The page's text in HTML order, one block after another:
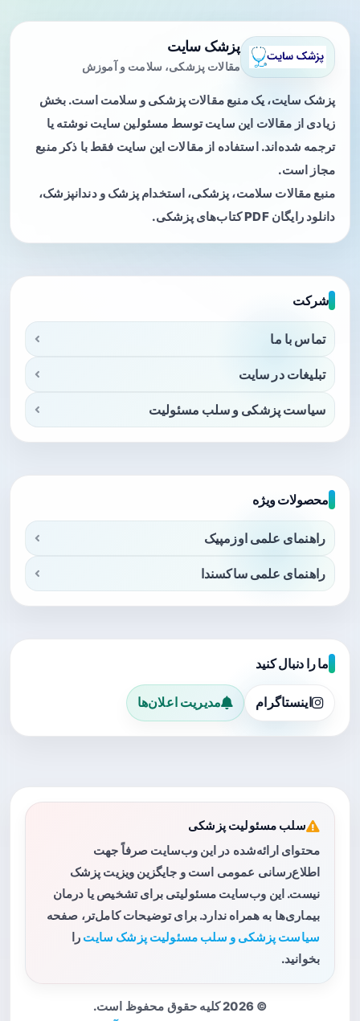
پزشک سایت
مقالات پزشکی، سلامت و آموزش
پزشک سایت، یک منبع مقالات پزشکی و سلامت است. بخش
زیادی از مقالات این سایت توسط مسئولین سایت نوشته یا
ترجمه شده‌اند. استفاده از مقالات این سایت فقط با ذکر منبع
مجاز است.
منبع مقالات سلامت، پزشکی، استخدام پزشک و دندانپزشک،
دانلود رایگان PDF کتاب‌های پزشکی.
شرکت
تماس با ما
تبلیغات در سایت
سیاست پزشکی و سلب مسئولیت
محصولات ویژه
راهنمای علمی اوزمپیک
راهنمای علمی ساکسندا
ما را دنبال کنید
اینستاگرام مدیریت اعلان‌ها
سلب مسئولیت پزشکی
محتوای ارائه‌شده در این وب‌سایت صرفاً جهت
اطلاع‌رسانی عمومی است و جایگزین ویزیت پزشک
نیست. این وب‌سایت مسئولیتی برای تشخیص یا درمان
بیماری‌ها به همراه ندارد. برای توضیحات کامل‌تر، صفحه
سیاست پزشکی و سلب مسئولیت پزشک سایت را
بخوانید.
© 2026 کلیه حقوق محفوظ است.